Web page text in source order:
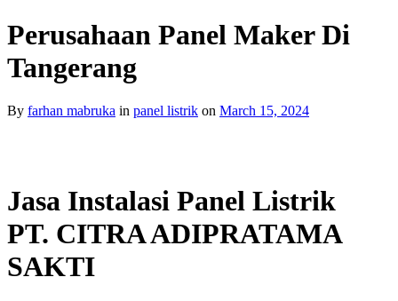
Perusahaan Panel Maker Di
Tangerang
By farhan mabruka in panel listrik on March 15, 2024
Jasa Instalasi Panel Listrik
PT. CITRA ADIPRATAMA
SAKTI